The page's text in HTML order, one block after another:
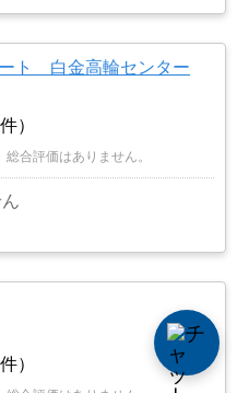
ト 白金高輪センター
）
合評価はありません。
）